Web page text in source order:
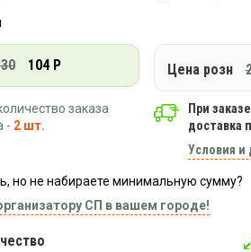
104 Р Цена розн
заказа
- 2 шт.
При
доставка
Условия и
но не набираете минимальную сумму?
СП в вашем городе!